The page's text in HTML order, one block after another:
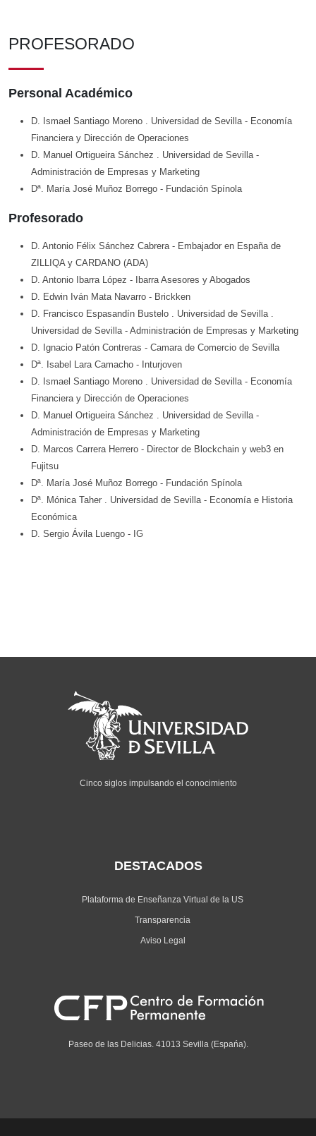
PROFESORADO
Personal Académico
D. Ismael Santiago Moreno . Universidad de Sevilla - Economía
Financiera y Dirección de Operaciones
D. Manuel Ortigueira Sánchez
. Universidad de Sevilla -
Administración de Empresas y Marketing
Dª. María José Muñoz Borrego - Fundación Spínola
Profesorado
D. Antonio Félix Sánchez Cabrera - Embajador en España de
ZILLIQA y CARDANO (ADA)
D. Antonio Ibarra López - Ibarra Asesores y Abogados
D. Edwin Iván Mata Navarro - Brickken
D. Francisco Espasandín Bustelo
. Universidad de Sevilla
Universidad de Sevilla - Administración de Empresas y Marketing
D. Ignacio Patón Contreras - Camara de Comercio de Sevilla
Dª. Isabel Lara Camacho - Inturjoven
D. Ismael Santiago Moreno
. Universidad de Sevilla - Economía
Financiera y Dirección de Operaciones
D. Manuel Ortigueira Sánchez
. Universidad de Sevilla -
Administración de Empresas y Marketing
D. Marcos Carrera Herrero - Director de Blockchain y web3 en
Fujitsu
Dª. María José Muñoz Borrego - Fundación Spínola
Dª. Mónica Taher
. Universidad de Sevilla - Economía e Historia
Económica
D. Sergio Ávila Luengo - IG
Cinco siglos impulsando el conocimiento
DESTACADOS
Plataforma de Enseñanza Virtual de la US
Transparencia
Aviso Legal
Paseo de las Delicias. 41013 Sevilla (Espańa).